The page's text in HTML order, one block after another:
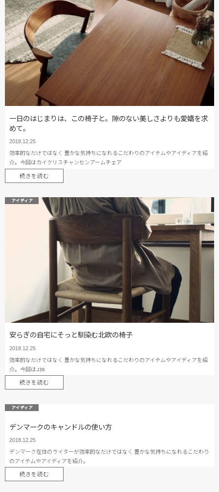
一日のはじまりは、この椅子と。隙のない美しさよりも愛嬌を求
めて。
2018.12.25
効率的なだけではなく 豊かな気持ちになれるこだわりのアイテムやアイディアを紹
介。今回はカイクリスチャンセンアームチェア
続きを読む
アイディア
安らぎの自宅にそっと馴染む北欧の椅子
2018.12.25
効率的なだけではなく 豊かな気持ちになれるこだわりのアイテムやアイディアを紹
介。今回はJ39
続きを読む
アイディア
デンマークのキャンドルの使い方
2018.12.25
デンマーク在住のライターが効率的なだけではなく 豊かな気持ちになれるこだわり
のアイテムやアイディアを紹介。
続きを読む